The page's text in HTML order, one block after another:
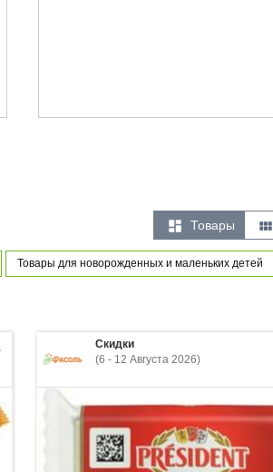
 Товары 
Товары для новорожденных и маленьких детей
Скидки
(6 - 12 Августа 2026)